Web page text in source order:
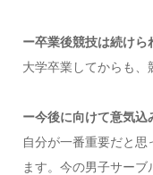
ー卒業後競技は続けら
大学卒業してからも、
ー今後に向けて意気込
自分が一番重要だと
ます。今の男子サーブ